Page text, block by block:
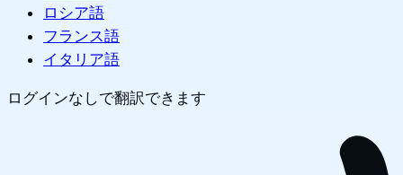
ロシア語
フランス語
イタリア語
ログインなしで翻訳できます